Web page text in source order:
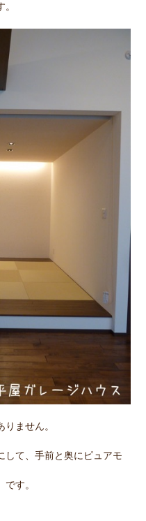
ません。
して、手前と奥にピュアモ
す。